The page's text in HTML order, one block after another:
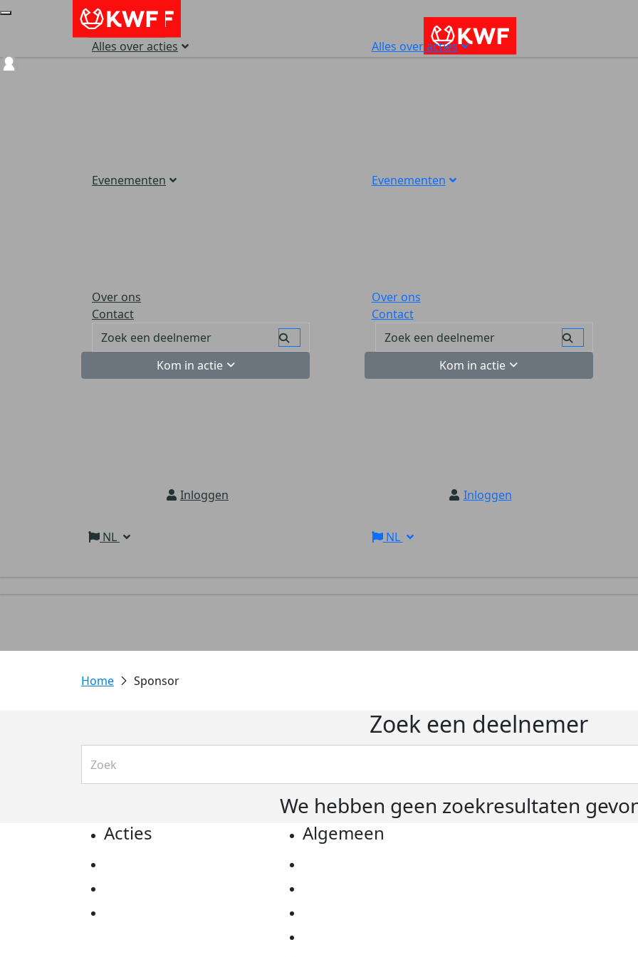
Alles over acties
Evenementen
Over ons
Contact
Kom in actie
Inloggen
NL
Alles over acties
Evenementen
Over ons
Contact
Kom in actie
Inloggen
NL
Sponsor
Zoek een deelnemer
We hebben geen zoekresultaten
Acties Algemeen